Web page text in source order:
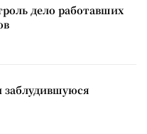
дело работавших
заблудившуюся